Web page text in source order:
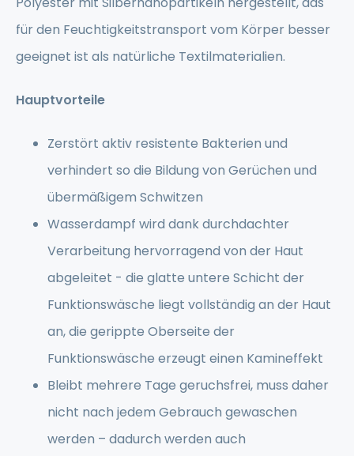
für den Feuchtigkeitstransport vom Körper besser
geeignet ist als natürliche Textilmaterialien.
Hauptvorteile
Zerstört aktiv resistente Bakterien und
verhindert so die Bildung von Gerüchen und
übermäßigem Schwitzen
Wasserdampf wird dank durchdachter
Verarbeitung hervorragend von der Haut
abgeleitet - die glatte untere Schicht der
Funktionswäsche liegt vollständig an der Haut
an, die gerippte Oberseite der
Funktionswäsche erzeugt einen Kamineffekt
Bleibt mehrere Tage geruchsfrei, muss daher
nicht nach jedem Gebrauch gewaschen
werden – dadurch werden auch